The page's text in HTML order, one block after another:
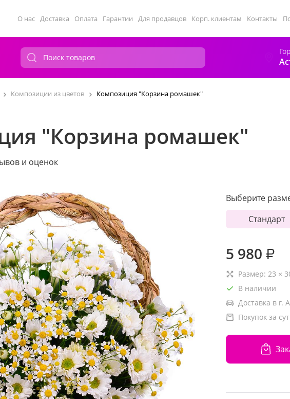
О нас Доставка Оплата Гарантии Для продавцов Корп. клиентам Контакты
Композиции из цветов Композиция "Корзина ромашек"
"Корзина ромашек"
и оценок
Выберите
Стандарт
5 980 ₽
Размер: 23 ×
В наличии
Доставка в г.
Покупок за